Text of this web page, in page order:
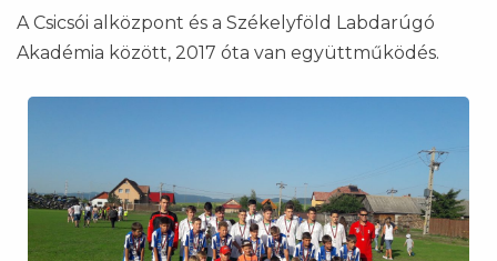
A Csicsói alközpont és a Székelyföld Labdarúgó
Akadémia között, 2017 óta van együttműködés.